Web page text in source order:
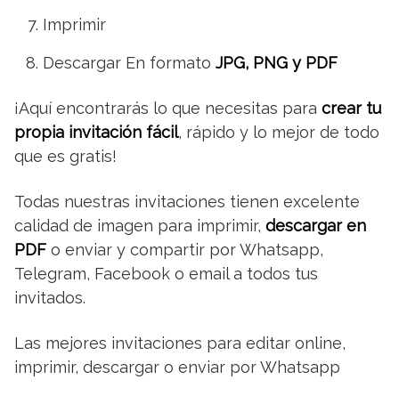
Imprimir
Descargar En formato JPG, PNG y PDF
¡Aquí encontrarás lo que necesitas para crear tu
propia invitación fácil, rápido y lo mejor de todo
que es gratis!
Todas nuestras invitaciones tienen excelente
calidad de imagen para imprimir, descargar en
PDF o enviar y compartir por Whatsapp,
Telegram, Facebook o email a todos tus
invitados.
Las mejores invitaciones para editar online,
imprimir, descargar o enviar por Whatsapp